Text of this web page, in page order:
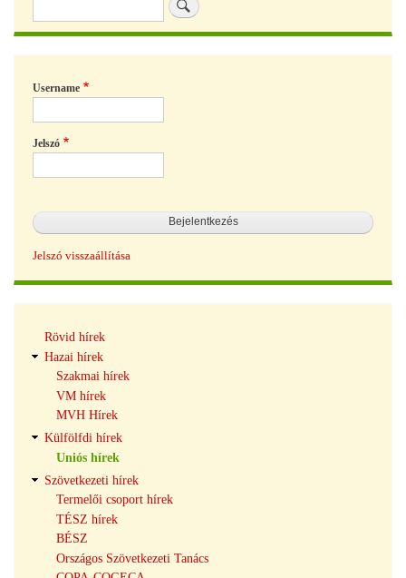
Username
Jelszó
Jelszó visszaállítása
navigáció
Rövid hírek
Hazai hírek
Szakmai hírek
VM hírek
MVH Hírek
Külfölfdi hírek
Uniós hírek
Szövetkezeti hírek
Termelői csoport hírek
TÉSZ hírek
BÉSZ
Országos Szövetkezeti Tanács